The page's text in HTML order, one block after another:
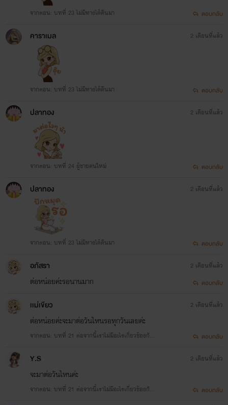
จากตอน: บทที่ 23 ไม่มีทางได้คืนมา ตอบกลับ
คาราเมล
จากตอน: บทที่ 23 ไม่มีทางได้คืนมา
2 เดือนที่แล้ว
ตอบกลับ
ปลาทอง
จากตอน: บทที่ 24 ผู้ชายคนใหม่
2 เดือนที่แล้ว
ตอบกลับ
ปลาทอง
จากตอน: บทที่ 23 ไม่มีทางได้คืนมา
2 เดือนที่แล้ว
ตอบกลับ
อภัสรา
ต่อหน่อยค่ะรอนานมาก
2 เดือนที่แล้ว
ตอบกลับ
เเม่เขียว
ต่อหน่อยค่ะจะมาต่อวันไหนรอทุกวันเลยค่ะ
จากตอน: บทที่ 21 ต่อจากนี้เราไม่มีอะไรเกี่ยวข้องกัน
2 เดือนที่แล้ว
ตอบกลับ
Y.S
จะมาต่อวันไหนค่ะ
จากตอน: บทที่ 21 ต่อจากนี้เราไม่มีอะไรเกี่ยวข้องกัน
2 เดือนที่แล้ว
ตอบกลับ